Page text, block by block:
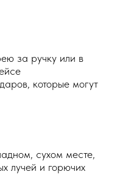
за ручку или в
которые могут
сухом месте,
лучей и горючих